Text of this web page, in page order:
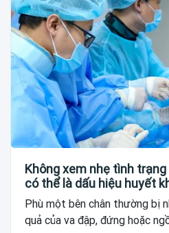
Không xem nhẹ tình
có thể là dấu hiệu huyết
Phù một bên chân thường bị
quả của va đập, đứng hoặc